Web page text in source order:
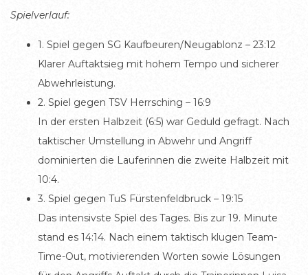
Spielverlauf:
1. Spiel gegen SG Kaufbeuren/Neugablonz – 23:12
Klarer Auftaktsieg mit hohem Tempo und sicherer
Abwehrleistung.
2. Spiel gegen TSV Herrsching – 16:9
In der ersten Halbzeit (6:5) war Geduld gefragt. Nach
taktischer Umstellung in Abwehr und Angriff
dominierten die Lauferinnen die zweite Halbzeit mit
10:4.
3. Spiel gegen TuS Fürstenfeldbruck – 19:15
Das intensivste Spiel des Tages. Bis zur 19. Minute
stand es 14:14. Nach einem taktisch klugen Team-
Time-Out, motivierenden Worten sowie Lösungen